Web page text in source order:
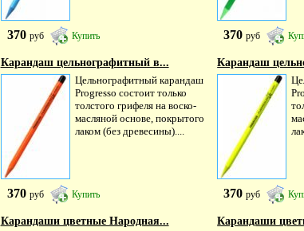
370 руб Купить 370руб
Карандаш цельнографитный в...
Цельнографитный карандаш
Progresso состоит только
толстого грифеля на воско-
масляной основе, покрытого
лаком (без древесины)....
370 руб Купить
Карандаш
370руб
Карандаши цветные Народная...
Карандаши